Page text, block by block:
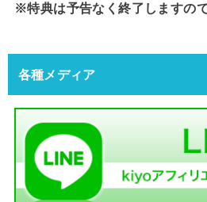
※特典は予告なく終了しますの
各種メディア